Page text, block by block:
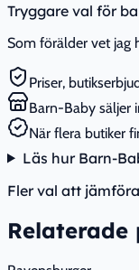
Tryggare val för
Som förälder vet jag
Priser,
Barn-Baby säljer
När flera butiker
Läs hur Barn-
Fler val att jämföra